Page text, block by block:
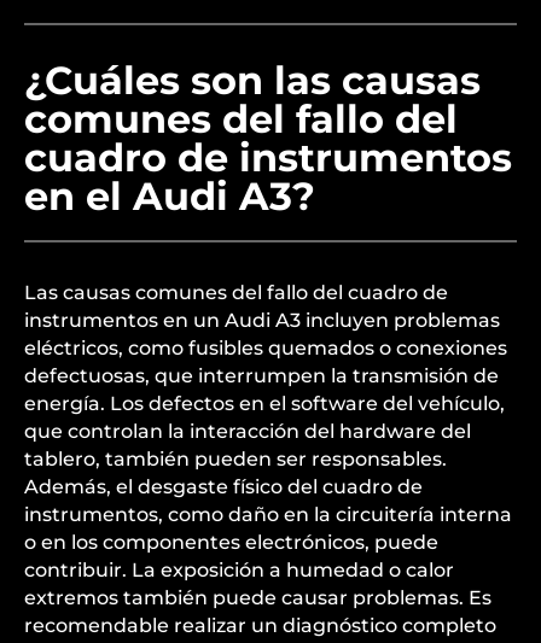
¿Cuáles son las causas
comunes del fallo del
cuadro de instrumentos
en el Audi A3?
Las causas comunes del fallo del cuadro de
instrumentos en un Audi A3 incluyen problemas
eléctricos, como fusibles quemados o conexiones
defectuosas, que interrumpen la transmisión de
energía. Los defectos en el software del vehículo,
que controlan la interacción del hardware del
tablero, también pueden ser responsables.
Además, el desgaste físico del cuadro de
instrumentos, como daño en la circuitería interna
o en los componentes electrónicos, puede
contribuir. La exposición a humedad o calor
extremos también puede causar problemas. Es
recomendable realizar un diagnóstico completo